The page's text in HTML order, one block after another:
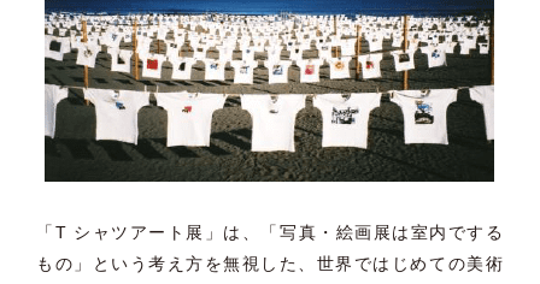
「T シャツアート展」は、「写真・絵画展は室内でする
もの」という考え方を無視した、世界ではじめての美術